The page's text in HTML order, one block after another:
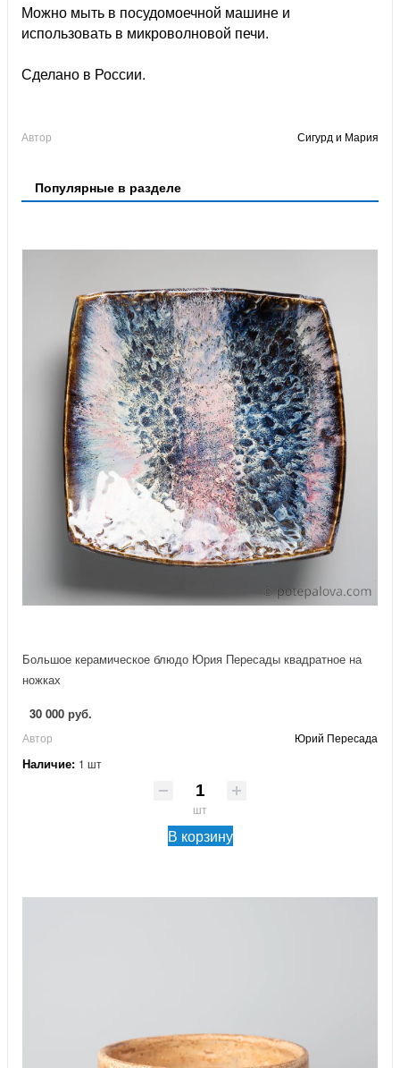
Можно мыть в посудомоечной машине и
использовать в микроволновой печи.
Сделано в России.
Автор Сигурд и Мария
Популярные в разделе
Большое керамическое блюдо Юрия Пересады квадратное на
ножках
30 000 руб.
Автор Юрий Пересада
Наличие: 1 шт
шт
В корзину